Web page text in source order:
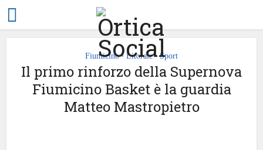
Fiumicino • Litorale • Sport
Il primo rinforzo della Supernova
Fiumicino Basket è la guardia
Matteo Mastropietro